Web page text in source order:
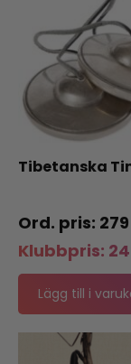
Tibetanska
279
Klubbpris:
Lägg till i